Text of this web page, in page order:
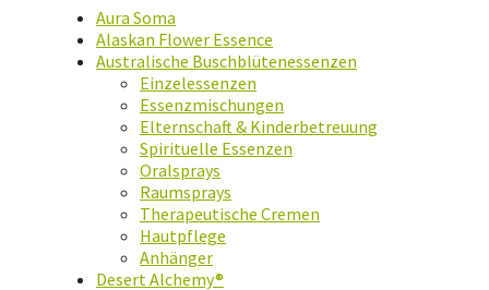
Aura Soma
Alaskan Flower Essence
Australische Buschblütenessenzen
Einzelessenzen
Essenzmischungen
Elternschaft & Kinderbetreuung
Spirituelle Essenzen
Oralsprays
Raumsprays
Therapeutische Cremen
Hautpflege
Anhänger
Desert Alchemy®